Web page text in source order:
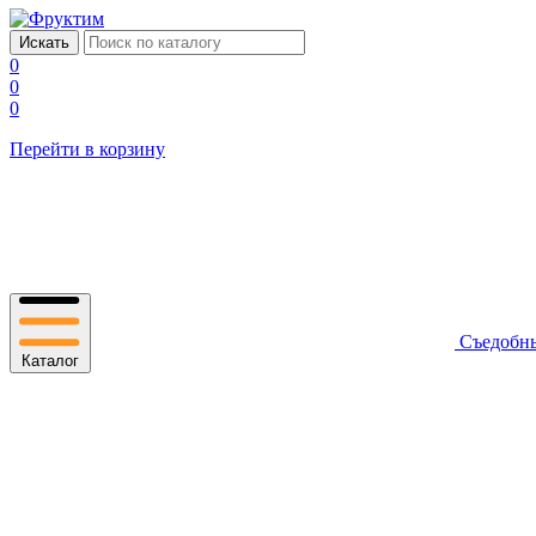
0
0
0
Перейти в корзину
Каталог